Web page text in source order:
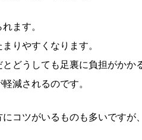
ます。
りやすくなります。
どうしても足裏に負担がかか
減されるのです。
コツがいるものも多いですが